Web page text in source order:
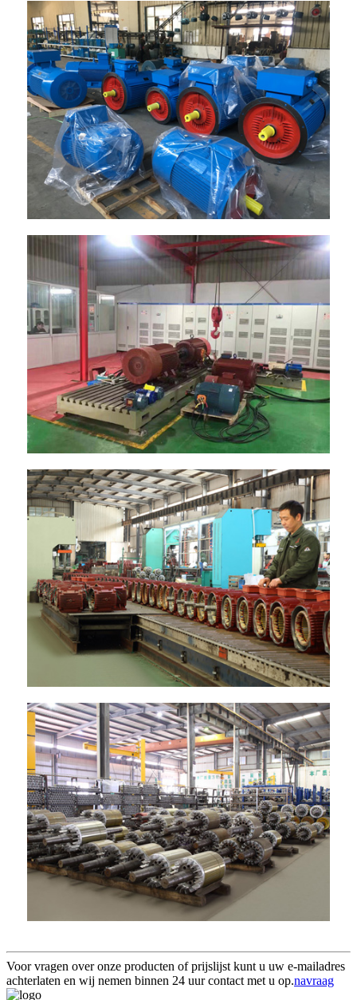
Voor vragen over onze producten of prijslijst kunt u uw e-mailadres
achterlaten en wij nemen binnen 24 uur contact met u op.navraag